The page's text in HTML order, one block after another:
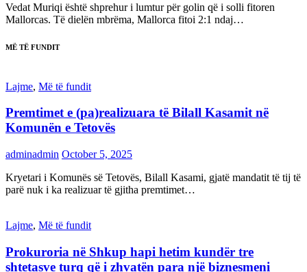
Vedat Muriqi është shprehur i lumtur për golin që i solli fitoren
Mallorcas. Të dielën mbrëma, Mallorca fitoi 2:1 ndaj…
MË TË FUNDIT
Lajme, Më të fundit
Premtimet e (pa)realizuara të Bilall Kasamit në
Komunën e Tetovës
adminadmin October 5, 2025
Kryetari i Komunës së Tetovës, Bilall Kasami, gjatë mandatit të tij të
parë nuk i ka realizuar të gjitha premtimet…
Lajme, Më të fundit
Prokuroria në Shkup hapi hetim kundër tre
shtetasve turq që i zhvatën para një biznesmeni